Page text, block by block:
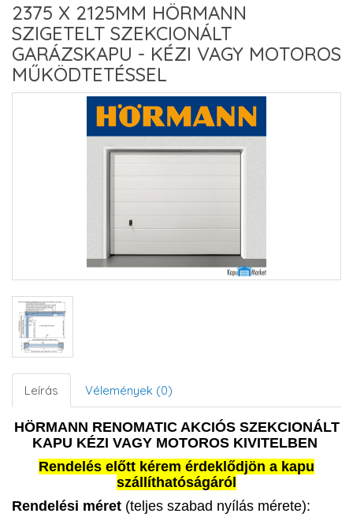
2375 X 2125MM HÖRMANN
SZIGETELT SZEKCIONÁLT
GARÁZSKAPU - KÉZI VAGY MOTOROS
MŰKÖDTETÉSSEL
Leírás Vélemények (0)
HÖRMANN RENOMATIC AKCIÓS SZEKCIONÁLT
KAPU KÉZI VAGY MOTOROS KIVITELBEN
Rendelés előtt kérem érdeklődjön a kapu
szállíthatóságáról
Rendelési méret (teljes szabad nyílás mérete):